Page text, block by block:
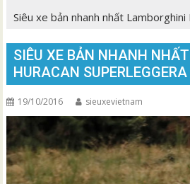
Siêu xe bản nhanh nhất
SIÊU XE BẢN NHANH
HURACAN SUPERLEGGERA
19/10/2016 sieuxevietnam